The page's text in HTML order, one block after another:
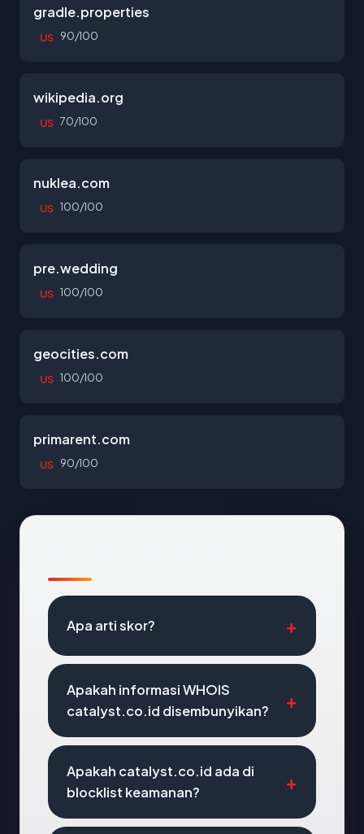
gradle.properties
US 90/100
wikipedia.org
US 70/100
nuklea.com
US 100/100
pre.wedding
US 100/100
geocities.com
US 100/100
primarent.com
US 90/100
Apa arti skor?
Apakah informasi WHOIS
catalyst.co.id disembunyikan?
Apakah catalyst.co.id ada di
blocklist keamanan?